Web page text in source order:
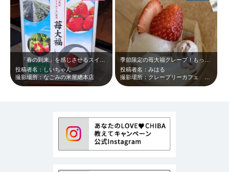
投稿者名：しいちゃん
撮影場所：なごみの米屋總本店
投稿者名：みはる